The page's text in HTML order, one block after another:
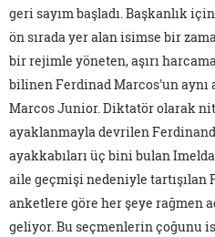
geri sayım başladı. Başkanlık
ön sırada yer alan isimse bir
bir rejimle yöneten, aşırı
bilinen Ferdinad Marcos'un aynı
Marcos Junior. Diktatör olarak
ayaklanmayla devrilen
ayakkabıları üç bini bulan
aile geçmişi nedeniyle tartışılan
anketlere göre her şeye rağmen
geliyor. Bu seçmenlerin çoğunu